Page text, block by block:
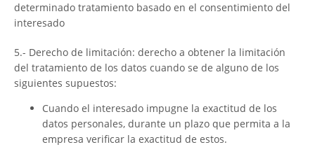
determinado tratamiento basado en el consentimiento del
interesado
5.- Derecho de limitación: derecho a obtener la limitación
del tratamiento de los datos cuando se de alguno de los
siguientes supuestos:
Cuando el interesado impugne la exactitud de los
datos personales, durante un plazo que permita a la
empresa verificar la exactitud de estos.